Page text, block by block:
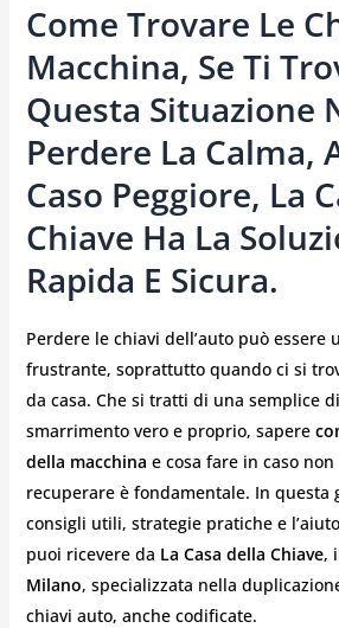
Come Trovare Le
Macchina, Se Ti
Questa Situazione
Perdere La Calma,
Caso Peggiore, La
Chiave Ha La
Rapida E Sicura.
Perdere le chiavi dell’auto può essere
frustrante, soprattutto quando ci si
da casa. Che si tratti di una semplice
smarrimento vero e proprio, sapere
della macchina e cosa fare in caso
recuperare è fondamentale. In questa
consigli utili, strategie pratiche e
puoi ricevere da La Casa della Chiave,
Milano, specializzata nella
chiavi auto, anche codificate.